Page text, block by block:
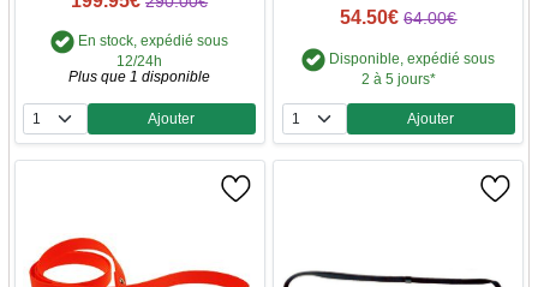
En stock, expédié sous
12/24h
Plus que 1 disponible
Quantité
Ajouter
54.50€ 64.00€
Disponible, expédié sous
2 à 5 jours*
Quantité
Ajouter